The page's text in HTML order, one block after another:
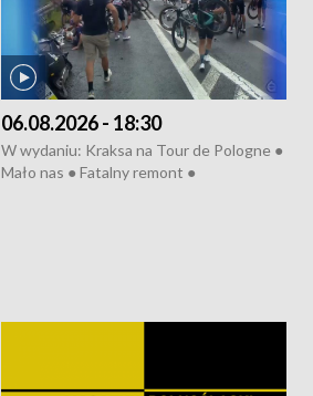
06.08.2026 - 18:30
W wydaniu: Kraksa na Tour de Pologne ●
Mało nas ● Fatalny remont ●